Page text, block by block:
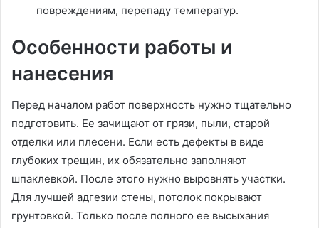
повреждениям, перепаду температур.
Особенности работы и
нанесения
Перед началом работ поверхность нужно тщательно
подготовить. Ее зачищают от грязи, пыли, старой
отделки или плесени. Если есть дефекты в виде
глубоких трещин, их обязательно заполняют
шпаклевкой. После этого нужно выровнять участки.
Для лучшей адгезии стены, потолок покрывают
грунтовкой. Только после полного ее высыхания